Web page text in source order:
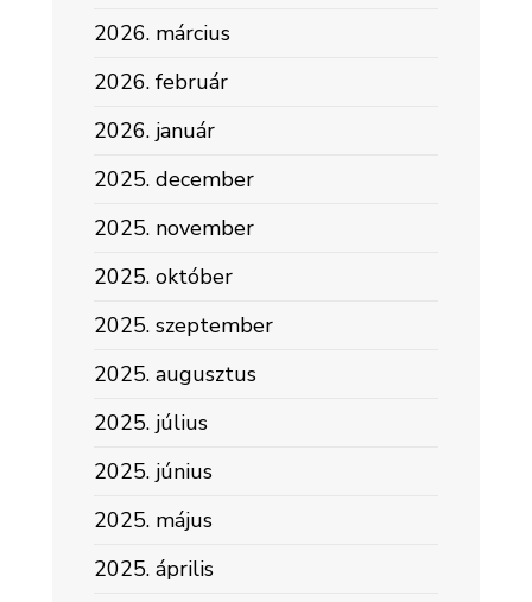
2026. március
2026. február
2026. január
2025. december
2025. november
2025. október
2025. szeptember
2025. augusztus
2025. július
2025. június
2025. május
2025. április